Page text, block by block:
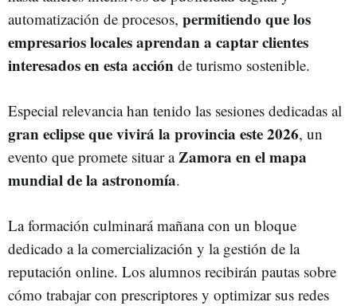
automatización de procesos, permitiendo que los
empresarios locales aprendan a captar clientes
interesados en esta acción de turismo sostenible.
Especial relevancia han tenido las sesiones dedicadas al
gran eclipse que vivirá la provincia este 2026, un
evento que promete situar aZamora en el mapa
mundial de la astronomía.
La formación culminará mañana con un bloque
dedicado a la comercialización y la gestión de la
reputación online. Los alumnos recibirán pautas sobre
cómo trabajar con prescriptores y optimizar sus redes